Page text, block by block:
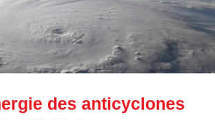
des anticyclones